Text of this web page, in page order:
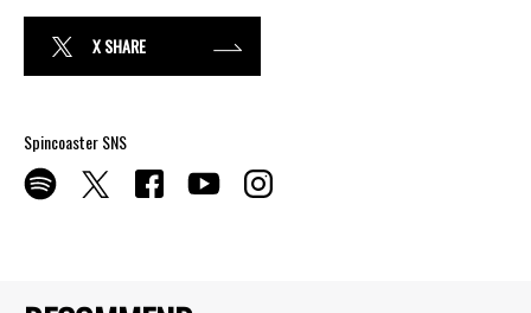
X SHARE
Spincoaster SNS